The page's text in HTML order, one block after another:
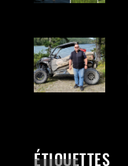
ÉTIQUETTES